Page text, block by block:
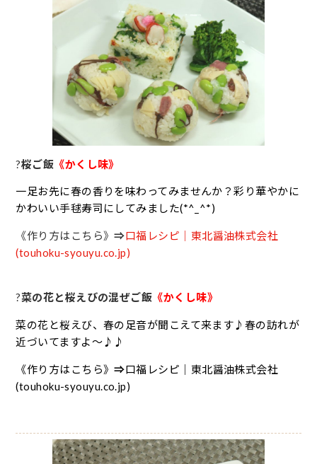
?桜ご飯 《かくし味》
一足お先に春の香りを味わってみませんか？彩り華やかに
かわいい手毬寿司にしてみました(*^_^*)
《作り方はこちら》⇒口福レシピ｜東北醤油株式会社
(touhoku-syouyu.co.jp)
?菜の花と桜えびの混ぜご飯 《かくし味》
菜の花と桜えび、春の足音が聞こえて来ます♪春の訪れが
近づいてますよ～♪♪
《作り方はこちら》⇒口福レシピ｜東北醤油株式会社
(touhoku-syouyu.co.jp)